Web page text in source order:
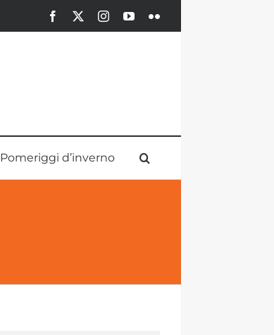
Facebook InstagramYouTubeFlickr
Pomeriggi d’inverno